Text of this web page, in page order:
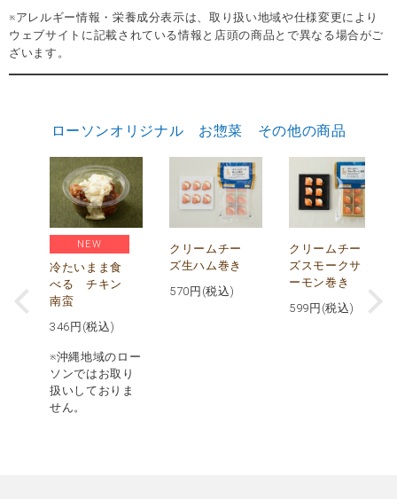
※アレルギー情報・栄養成分表示は、取り扱い地域や仕様変更により
ウェブサイトに記載されている情報と店頭の商品とで異なる場合がご
ざいます。
ローソンオリジナル お惣菜 その他の商品
NEW
冷たいまま食
べる チキン
南蛮
346 円(税込)
※沖縄地域のロー
ソンではお取り
扱いしておりま
せん。
クリームチー
ズ生ハム巻き
570 円(税込)
クリームチー
ズスモークサ
ーモン巻き
599 円(税込)